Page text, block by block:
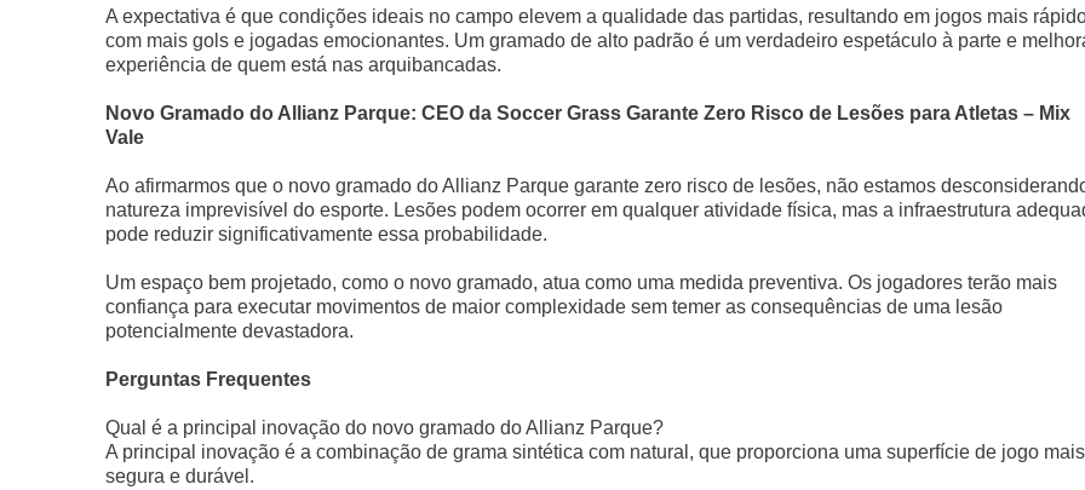
A expectativa é que condições ideais no campo elevem a qualidade das partidas, resultando em jogos mais
com mais gols e jogadas emocionantes. Um gramado de alto padrão é um verdadeiro espetáculo à parte e
experiência de quem está nas arquibancadas.
Novo Gramado do Allianz Parque: CEO da Soccer Grass Garante Zero Risco de Lesões para Atletas – Mix
Vale
Ao afirmarmos que o novo gramado do Allianz Parque garante zero risco de lesões, não estamos
natureza imprevisível do esporte. Lesões podem ocorrer em qualquer atividade física, mas a infraestrutura
pode reduzir significativamente essa probabilidade.
Um espaço bem projetado, como o novo gramado, atua como uma medida preventiva. Os jogadores terão mais
confiança para executar movimentos de maior complexidade sem temer as consequências de uma lesão
potencialmente devastadora.
Perguntas Frequentes
Qual é a principal inovação do novo gramado do Allianz Parque?
A principal inovação é a combinação de grama sintética com natural, que proporciona uma superfície de jogo mais
segura e durável.